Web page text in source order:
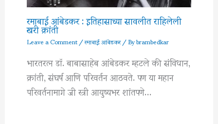
रमाबाई आंबेडकर : इतिहासाच्या सावलीत राहिलेली
खरी क्रांती
Leave a Comment/रमाबाई आंबेडकर/ Bybrambedkar
भारतरत्न डॉ. बाबासाहेब आंबेडकर म्हटले की संविधान,
क्रांती, संघर्ष आणि परिवर्तन आठवते. पण या महान
परिवर्तनामागे जी स्त्री आयुष्यभर शांतपणे…